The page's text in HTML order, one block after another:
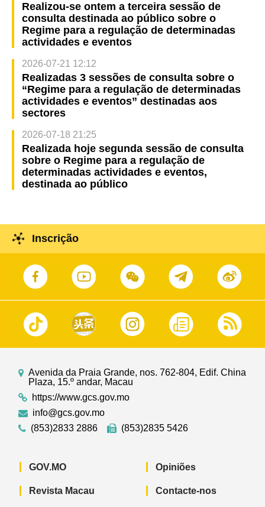
Realizou-se ontem a terceira sessão de
consulta destinada ao público sobre o
Regime para a regulação de determinadas
actividades e eventos
2026-07-21 12:12
Realizadas 3 sessões de consulta sobre o
“Regime para a regulação de determinadas
actividades e eventos” destinadas aos
sectores
2026-07-18 21:25
Realizada hoje segunda sessão de consulta
sobre o Regime para a regulação de
determinadas actividades e eventos,
destinada ao público
Inscrição
Avenida da Praia Grande, nos. 762-804, Edif. China
Plaza, 15.º andar, Macau
https://www.gcs.gov.mo
info@gcs.gov.mo
(853)2833 2886
(853)2835 5426
GOV.MO
Revista Macau
Opiniões
Contacte-nos